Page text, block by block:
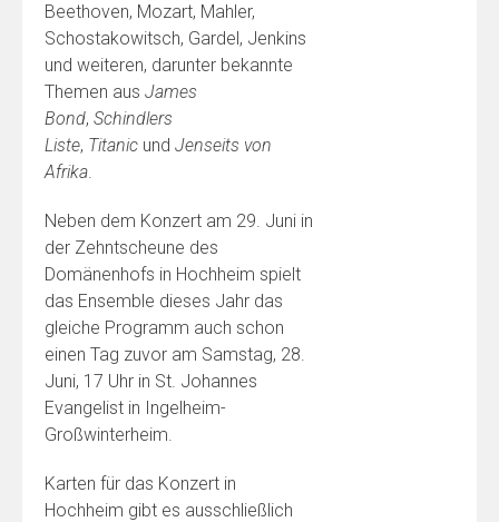
Beethoven, Mozart, Mahler,
Schostakowitsch, Gardel, Jenkins
und weiteren, darunter bekannte
Themen aus James
Bond, Schindlers
Liste, Titanic und Jenseits von
Afrika.
Neben dem Konzert am 29. Juni in
der Zehntscheune des
Domänenhofs in Hochheim spielt
das Ensemble dieses Jahr das
gleiche Programm auch schon
einen Tag zuvor am Samstag, 28.
Juni, 17 Uhr in St. Johannes
Evangelist in Ingelheim-
Großwinterheim.
Karten für das Konzert in
Hochheim gibt es ausschließlich